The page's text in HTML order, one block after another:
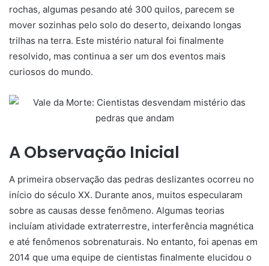
rochas, algumas pesando até 300 quilos, parecem se
mover sozinhas pelo solo do deserto, deixando longas
trilhas na terra. Este mistério natural foi finalmente
resolvido, mas continua a ser um dos eventos mais
curiosos do mundo.
A Observação Inicial
A primeira observação das pedras deslizantes ocorreu no
início do século XX. Durante anos, muitos especularam
sobre as causas desse fenômeno. Algumas teorias
incluíam atividade extraterrestre, interferência magnética
e até fenômenos sobrenaturais. No entanto, foi apenas em
2014 que uma equipe de cientistas finalmente elucidou o